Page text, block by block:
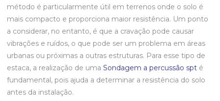
método é particularmente útil em terrenos onde o solo é
mais compacto e proporciona maior resistência. Um ponto
a considerar, no entanto, é que a cravação pode causar
vibrações e ruídos, o que pode ser um problema em áreas
urbanas ou próximas a outras estruturas. Para esse tipo de
estaca, a realização de uma Sondagem a percussão spt é
fundamental, pois ajuda a determinar a resistência do solo
antes da instalação.